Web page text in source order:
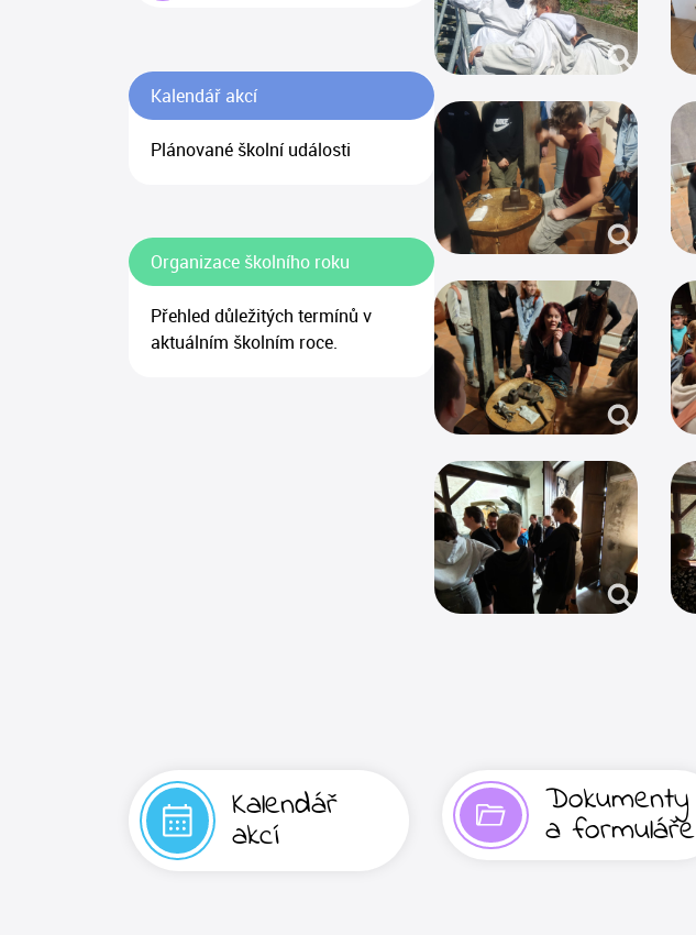
Kalendář akcí
Plánované školní události
Organizace školního roku
Přehled důležitých termínů v
aktuálním školním roce.
Kalendář
akcí
Dokumenty
a formuláře